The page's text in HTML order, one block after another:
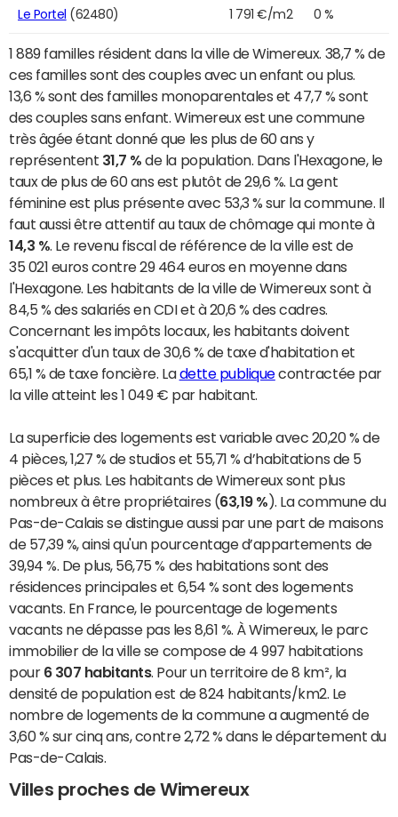
Le Portel (62480) 1 791 €/m2 0 %
1 889 familles résident dans la ville de Wimereux. 38,7 % de
ces familles sont des couples avec un enfant ou plus.
13,6 % sont des familles monoparentales et 47,7 % sont
des couples sans enfant. Wimereux est une commune
très âgée étant donné que les plus de 60 ans y
représentent 31,7 % de la population. Dans l'Hexagone, le
taux de plus de 60 ans est plutôt de 29,6 %. La gent
féminine est plus présente avec 53,3 % sur la commune. Il
faut aussi être attentif au taux de chômage qui monte à
14,3 % . Le revenu fiscal de référence de la ville est de
35 021 euros contre 29 464 euros en moyenne dans
l'Hexagone. Les habitants de la ville de Wimereux sont à
84,5 % des salariés en CDI et à 20,6 % des cadres.
Concernant les impôts locaux, les habitants doivent
s'acquitter d'un taux de 30,6 % de taxe d'habitation et
65,1 % de taxe foncière. Ladette publiquecontractée par
la ville atteint les 1 049 € par habitant.
La superficie des logements est variable avec 20,20 % de
4 pièces, 1,27 % de studios et 55,71 % d’habitations de 5
pièces et plus. Les habitants de Wimereux sont plus
nombreux à être propriétaires (63,19 % ). La commune du
Pas-de-Calais se distingue aussi par une part de maisons
de 57,39 %, ainsi qu'un pourcentage d’appartements de
39,94 %. De plus, 56,75 % des habitations sont des
résidences principales et 6,54 % sont des logements
vacants. En France, le pourcentage de logements
vacants ne dépasse pas les 8,61 %. À Wimereux, le parc
immobilier de la ville se compose de 4 997 habitations
pour 6 307 habitants. Pour un territoire de 8 km², la
densité de population est de 824 habitants/km2. Le
nombre de logements de la commune a augmenté de
3,60 % sur cinq ans, contre 2,72 % dans le département du
Pas-de-Calais.
Villes proches de Wimereux